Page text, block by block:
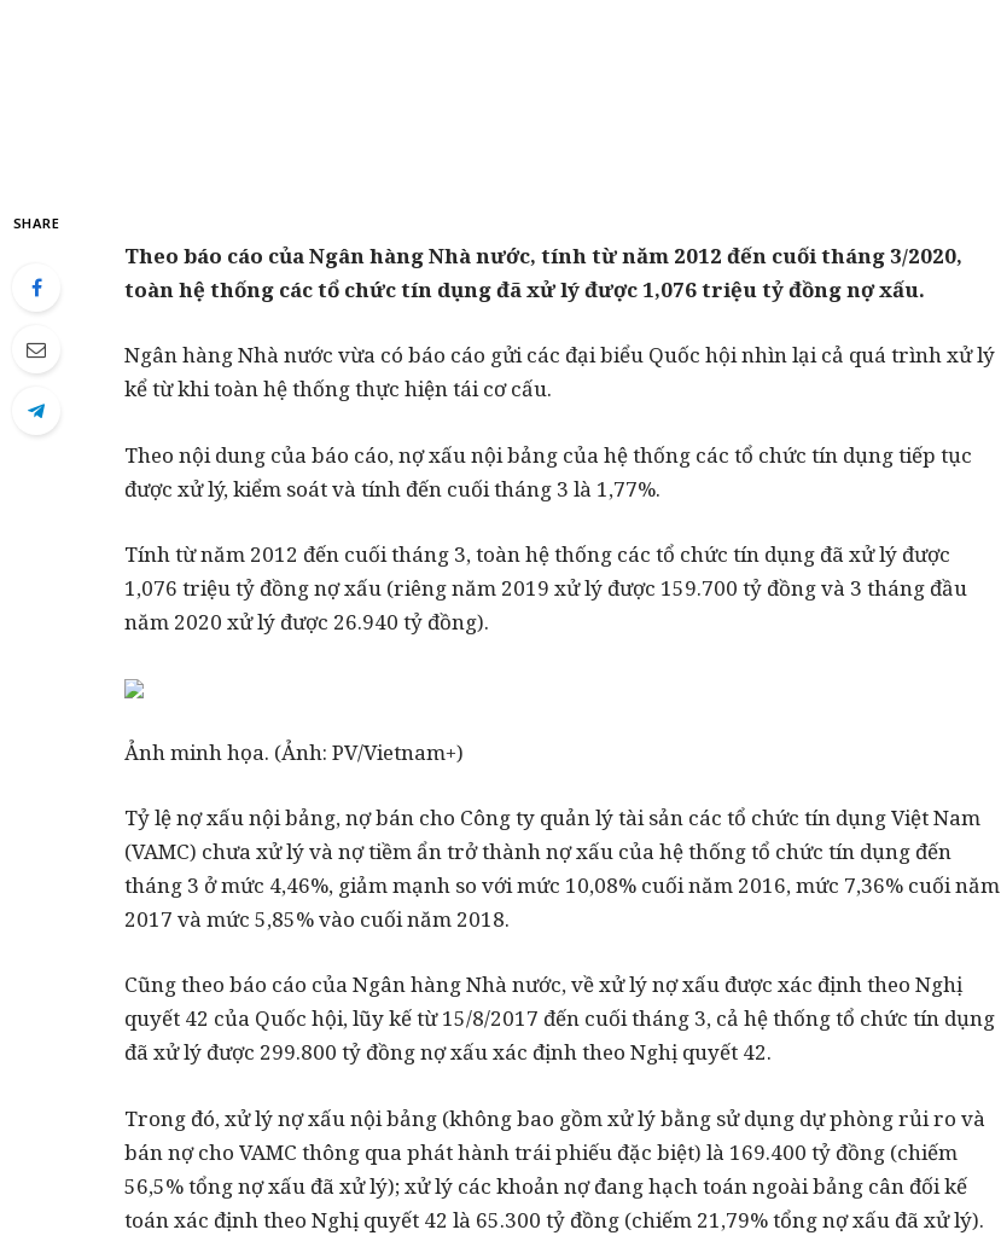
SHARE
Theo báo cáo của Ngân hàng Nhà nước, tính từ năm 2012 đến cuối tháng 3/2020,
toàn hệ thống các tổ chức tín dụng đã xử lý được 1,076 triệu tỷ đồng nợ xấu.
Ngân hàng Nhà nước vừa có báo cáo gửi các đại biểu Quốc hội nhìn lại cả quá trình xử lý
kể từ khi toàn hệ thống thực hiện tái cơ cấu.
Theo nội dung của báo cáo, nợ xấu nội bảng của hệ thống các tổ chức tín dụng tiếp tục
được xử lý, kiểm soát và tính đến cuối tháng 3 là 1,77%.
Tính từ năm 2012 đến cuối tháng 3, toàn hệ thống các tổ chức tín dụng đã xử lý được
1,076 triệu tỷ đồng nợ xấu (riêng năm 2019 xử lý được 159.700 tỷ đồng và 3 tháng đầu
năm 2020 xử lý được 26.940 tỷ đồng).
Ảnh minh họa. (Ảnh: PV/Vietnam+)
Tỷ lệ nợ xấu nội bảng, nợ bán cho Công ty quản lý tài sản các tổ chức tín dụng Việt Nam
(VAMC) chưa xử lý và nợ tiềm ẩn trở thành nợ xấu của hệ thống tổ chức tín dụng đến
tháng 3 ở mức 4,46%, giảm mạnh so với mức 10,08% cuối năm 2016, mức 7,36% cuối năm
2017 và mức 5,85% vào cuối năm 2018.
Cũng theo báo cáo của Ngân hàng Nhà nước, về xử lý nợ xấu được xác định theo Nghị
quyết 42 của Quốc hội, lũy kế từ 15/8/2017 đến cuối tháng 3, cả hệ thống tổ chức tín dụng
đã xử lý được 299.800 tỷ đồng nợ xấu xác định theo Nghị quyết 42.
Trong đó, xử lý nợ xấu nội bảng (không bao gồm xử lý bằng sử dụng dự phòng rủi ro và
bán nợ cho VAMC thông qua phát hành trái phiếu đặc biệt) là 169.400 tỷ đồng (chiếm
56,5% tổng nợ xấu đã xử lý); xử lý các khoản nợ đang hạch toán ngoài bảng cân đối kế
toán xác định theo Nghị quyết 42 là 65.300 tỷ đồng (chiếm 21,79% tổng nợ xấu đã xử lý).